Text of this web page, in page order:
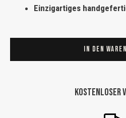
Einzigartiges
Grün
In den
Kostenloser